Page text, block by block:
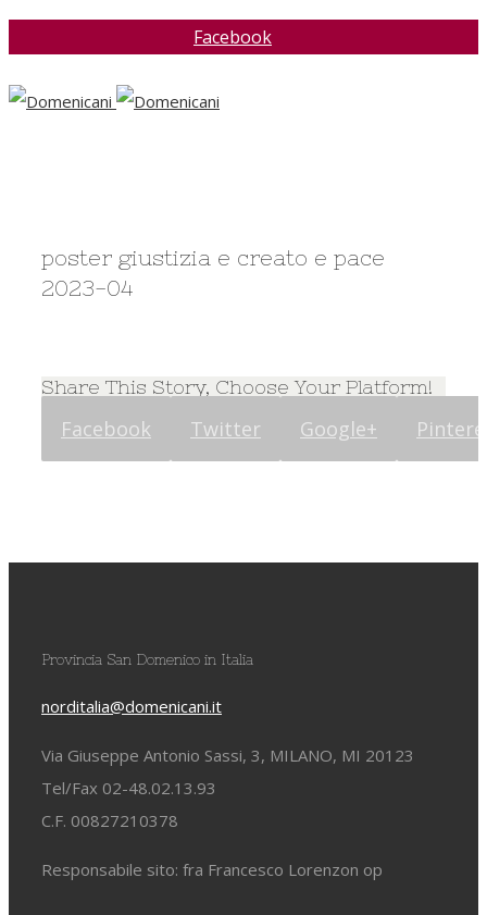
Facebook
poster giustizia e creato e pace
2023-04
Share This Story, Choose Your Platform!
Facebook Twitter Google+
Provincia San Domenico in Italia
norditalia@domenicani.it
Via Giuseppe Antonio Sassi, 3, MILANO, MI 20123
Tel/Fax 02-48.02.13.93
C.F. 00827210378
Responsabile sito: fra Francesco Lorenzon op